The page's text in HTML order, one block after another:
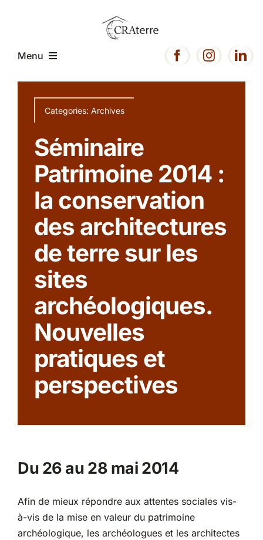
Menu
Accueil
Présentation
Expertise
Ressources
Partenariats
Categories: Archives
Séminaire
Patrimoine 2014 :
la conservation
des architectures
de terre sur les
sites
archéologiques.
Nouvelles
pratiques et
perspectives
Du 26 au 28 mai 2014
Afin de mieux répondre aux attentes sociales vis-
à-vis de la mise en valeur du patrimoine
archéologique, les archéologues et les architectes